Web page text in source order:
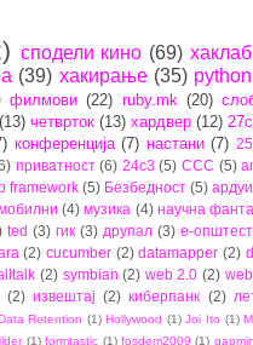
сподели кино (69) хаклаб
(39) хакирање (35) python
филмови (22) ruby.mk (20)
четврток (13) хардвер (12)
конференција (7) настани (7)
приватност (6) 24c3 (5) CCC (5)
framework (5) Безбедност (5)
(4) музика (4) научна
ted (3) гик (3) друпал (3) е-
(2) cucumber (2) datamapper (2)
(2) symbian (2) web 2.0 (2)
(2) извештај (2) киберпанк (2)
Retention (1) Hollywood (1) Joi Ito (1)
(1) formtastic (1) fosdem2009 (1)